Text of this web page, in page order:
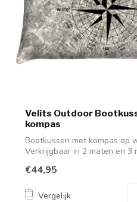
Velits Outdoor
kompas
Bootkussen met kompas op
Verkrijgbaar in 2 maten en 3
€44,95
Vergelijk